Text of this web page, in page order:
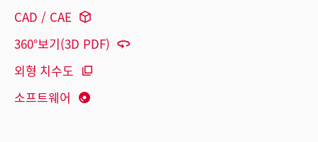
CAD / CAE
360°보기(3D PDF)
외형 치수도
소프트웨어